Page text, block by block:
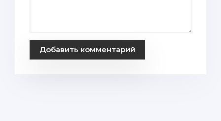
Добавить комментарий